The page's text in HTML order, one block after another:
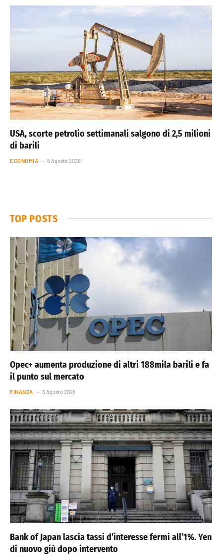
USA, scorte petrolio settimanali salgono di 2,5 milioni
di barili
ECONOMIA 5 Agosto 2026
TOP POSTS
Opec+ aumenta produzione di altri 188mila barili e fa
il punto sul mercato
FINANZA 3 Agosto 2026
Bank of Japan lascia tassi d’interesse fermi all’1%. Yen
di nuovo giù dopo intervento